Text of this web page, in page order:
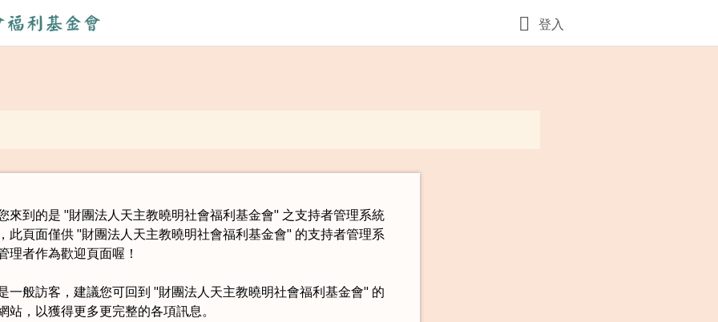
登入
來到的是 "財團法人天主教曉明社會福利基金會" 之支持者管理系統
此頁面僅供 "財團法人天主教曉明社會福利基金會" 的支持者管理系
理者作為歡迎頁面喔！
一般訪客，建議您可回到 "財團法人天主教曉明社會福利基金會" 的
站，以獲得更多更完整的各項訊息。